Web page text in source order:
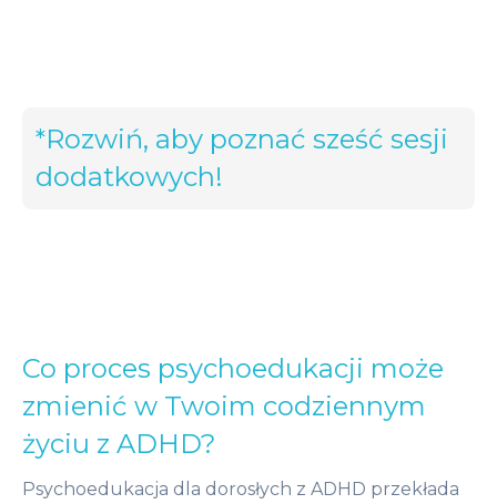
*Rozwiń, aby poznać sześć sesji
dodatkowych!
wdzięczności może wpływać na
motywację do działania
Doświadczysz przykładowych praktyk
Co proces psychoedukacji może
zmienić w Twoim codziennym
życiu z ADHD?
Psychoedukacja dla dorosłych z ADHD przekłada